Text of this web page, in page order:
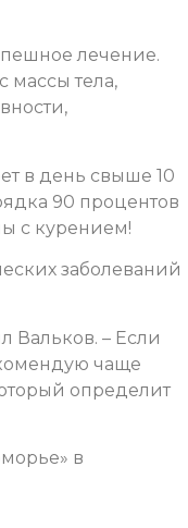
лечение.
массы тела,
в день свыше 10
90 процентов
с курением!
заболеваний
Вальков. – Если
чаще
определит
в